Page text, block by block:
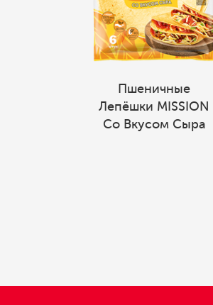
Пшеничные
Лепёшки MISSION
Со Вкусом Сыра